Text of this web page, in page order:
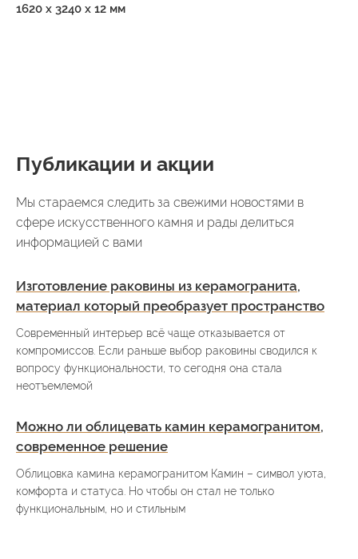
1620 x 3240 x 12 мм
Публикации и акции
Мы стараемся следить за свежими новостями в
сфере искусственного камня и рады делиться
информацией с вами
Изготовление раковины из керамогранита,
материал который преобразует пространство
Современный интерьер всё чаще отказывается от
компромиссов. Если раньше выбор раковины сводился к
вопросу функциональности, то сегодня она стала
неотъемлемой
Можно ли облицевать камин керамогранитом,
современное решение
Облицовка камина керамогранитом Камин – символ уюта,
комфорта и статуса. Но чтобы он стал не только
функциональным, но и стильным